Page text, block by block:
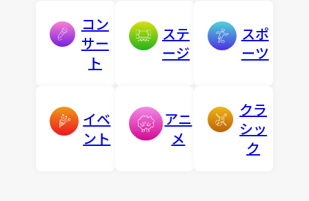
コン
サー
ト
ステ
ージ
スポ
ーツ
イベ
ント
アニ
メ
クラ
シッ
ク